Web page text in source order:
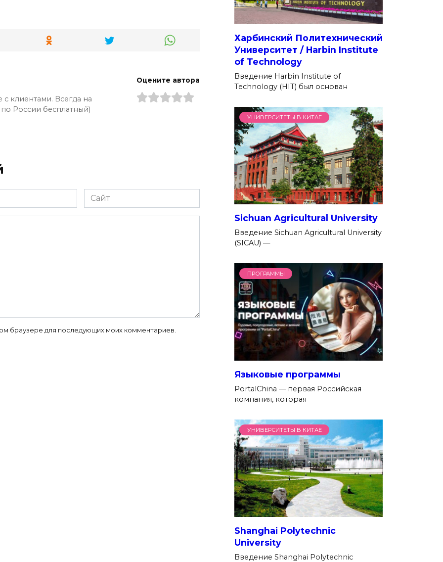
клиентами. Всегда на
России бесплатный)
Оцените автора
Сайт
браузере для последующих моих комментариев.
Харбинский Политехнический
Университет / Harbin Institute
of Technology
Введение Harbin Institute of
Technology (HIT) был основан
УНИВЕРСИТЕТЫ В КИТАЕ
Sichuan Agricultural University
Введение Sichuan Agricultural University
(SICAU) —
ПРОГРАММЫ
Языковые программы
PortalChina — первая Российская
компания, которая
УНИВЕРСИТЕТЫ В КИТАЕ
Shanghai Polytechnic
University
Введение Shanghai Polytechnic